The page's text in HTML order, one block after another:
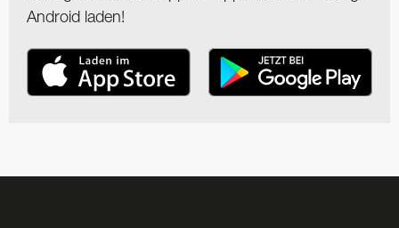
Android laden!